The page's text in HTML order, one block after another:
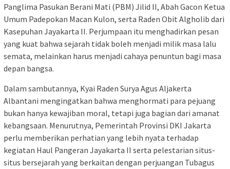
Panglima Pasukan Berani Mati (PBM) Jilid II, Abah Gacon Ketua
Umum Padepokan Macan Kulon, serta Raden Obit Algholib dari
Kasepuhan Jayakarta II. Perjumpaan itu menghadirkan pesan
yang kuat bahwa sejarah tidak boleh menjadi milik masa lalu
semata, melainkan harus menjadi cahaya penuntun bagi masa
depan bangsa.
Dalam sambutannya, Kyai Raden Surya Agus Aljakerta
Albantani mengingatkan bahwa menghormati para pejuang
bukan hanya kewajiban moral, tetapi juga bagian dari amanat
kebangsaan. Menurutnya, Pemerintah Provinsi DKI Jakarta
perlu memberikan perhatian yang lebih nyata terhadap
kegiatan Haul Pangeran Jayakarta II serta pelestarian situs-
situs bersejarah yang berkaitan dengan perjuangan Tubagus